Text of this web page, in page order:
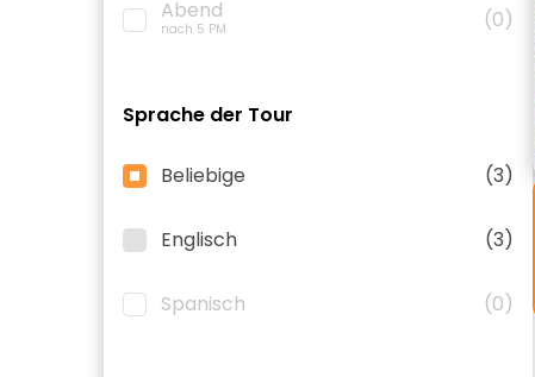
Abend
nach 5 PM (0)
Sprache der Tour
Beliebige (3)
Englisch (3)
Spanisch (0)